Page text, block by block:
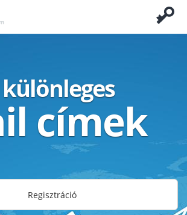
különleges
címek
Regisztráció